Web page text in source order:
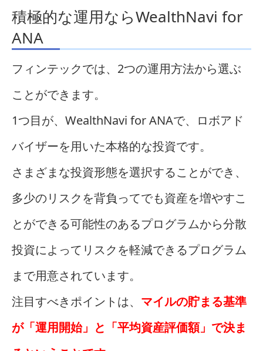
積極的な運用ならWealthNavi for
ANA
フィンテックでは、2つの運用方法から選ぶ
ことができます。
1つ目が、WealthNavi for ANAで、ロボアド
バイザーを用いた本格的な投資です。
さまざまな投資形態を選択することができ、
多少のリスクを背負ってでも資産を増やすこ
とができる可能性のあるプログラムから分散
投資によってリスクを軽減できるプログラム
まで用意されています。
注目すべきポイントは、 マイルの貯まる基準
が「運用開始」と「平均資産評価額」で決ま